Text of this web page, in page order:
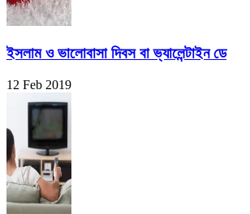
ইসলাম ও ভালোবাসা দিবস বা ভ্যালেন্টাইন ডে
12 Feb 2019